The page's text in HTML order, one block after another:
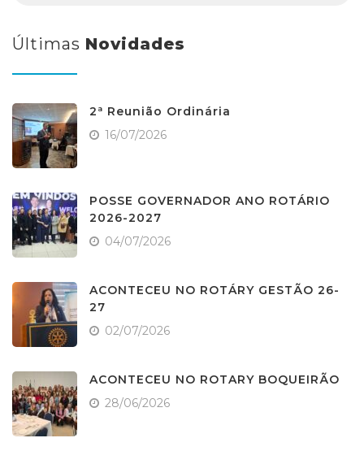
Últimas Novidades
2ª Reunião Ordinária
16/07/2026
POSSE GOVERNADOR ANO ROTÁRIO
2026-2027
04/07/2026
ACONTECEU NO ROTÁRY GESTÃO 26-
27
02/07/2026
ACONTECEU NO ROTARY BOQUEIRÃO
28/06/2026